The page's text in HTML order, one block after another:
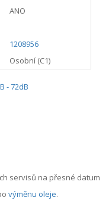
ANO
1208956
Osobní (C1)
servisů na přesné datum
výměnu oleje.